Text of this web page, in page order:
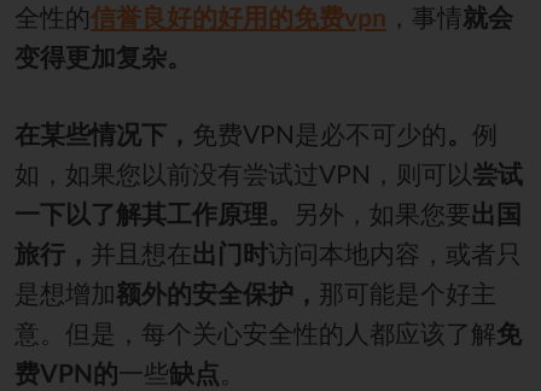
全性的信誉良好的好用的免费vpn ，事情就会
变得更加复杂。
在某些情况下， 免费VPN是必不可少的。 例
如，如果您以前没有尝试过VPN，则可以尝试
一下以了解其工作原理。
另外，如果您要出国
旅行， 并且想在出门时访问本地内容，或者只
是想增加额外的安全保护， 那可能是个好主
意。但是，每个关心安全性的人都应该了解免
费VPN的一些缺点。